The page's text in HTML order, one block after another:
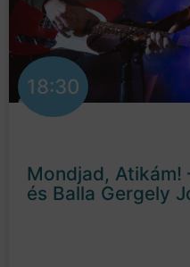
18:30
Mondjad, Atikám!
és Balla Gergely